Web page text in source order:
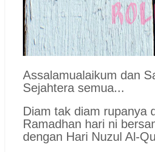
Assalamualaikum dan
Sejahtera semua...
Diam tak diam rupanya
Ramadhan hari ni ber
dengan Hari Nuzul Al-